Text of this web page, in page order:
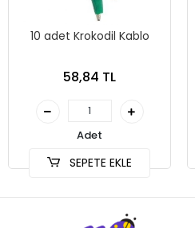
10 adet Krokodil Kablo
58,84 TL
Adet
SEPETE EKLE